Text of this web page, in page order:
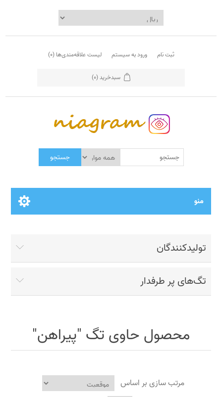
ثبت نام ورود به سیستم لیست علاقه‌مندی‌ها (0)
سبدخرید(0)
جستجو
منو
تولیدکنندگان
تگ‌های پر طرفدار
محصول حاوی تگ "پیراهن"
مرتب سازی بر اساس